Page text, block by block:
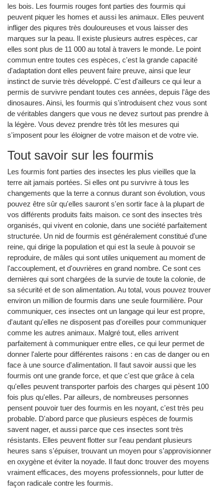
les bois. Les fourmis rouges font parties des fourmis qui
peuvent piquer les homes et aussi les animaux. Elles peuvent
infliger des piqures très douloureuses et vous laisser des
marques sur la peau. Il existe plusieurs autres espèces, car
elles sont plus de 11 000 au total à travers le monde. Le point
commun entre toutes ces espèces, c'est la grande capacité
d'adaptation dont elles peuvent faire preuve, ainsi que leur
instinct de survie très développé. C'est d'ailleurs ce qui leur a
permis de survivre pendant toutes ces années, depuis l'âge des
dinosaures. Ainsi, les fourmis qui s'introduisent chez vous sont
de véritables dangers que vous ne devez surtout pas prendre à
la légère. Vous devez prendre très tôt les mesures qui
s'imposent pour les éloigner de votre maison et de votre vie.
Tout savoir sur les fourmis
Les fourmis font parties des insectes les plus vieilles que la
terre ait jamais portées. Si elles ont pu survivre à tous les
changements que la terre a connus durant son évolution, vous
pouvez être sûr qu'elles sauront s'en sortir face à la plupart de
vos différents produits faits maison. ce sont des insectes très
organisés, qui vivent en colonie, dans une société parfaitement
structurée. Un nid de fourmis est généralement constitué d'une
reine, qui dirige la population et qui est la seule à pouvoir se
reproduire, de mâles qui sont utiles uniquement au moment de
l'accouplement, et d'ouvrières en grand nombre. Ce sont ces
dernières qui sont chargées de la survie de toute la colonie, de
sa sécurité et de son alimentation. Au total, vous pouvez trouver
environ un million de fourmis dans une seule fourmilière. Pour
communiquer, ces insectes ont un langage qui leur est propre,
d'autant qu'elles ne disposent pas d'oreilles pour communiquer
comme les autres animaux. Malgré tout, elles arrivent
parfaitement à communiquer entre elles, ce qui leur permet de
donner l'alerte pour différentes raisons : en cas de danger ou en
face à une source d'alimentation. Il faut savoir aussi que les
fourmis ont une grande force, et que c'est que grâce à cela
qu'elles peuvent transporter parfois des charges qui pèsent 100
fois plus qu'elles. Par ailleurs, de nombreuses personnes
pensent pouvoir tuer des fourmis en les noyant, c'est très peu
probable. D'abord parce que plusieurs espèces de fourmis
savent nager, et aussi parce que ces insectes sont très
résistants. Elles peuvent flotter sur l'eau pendant plusieurs
heures sans s'épuiser, trouvant un moyen pour s'approvisionner
en oxygène et éviter la noyade. Il faut donc trouver des moyens
vraiment efficaces, des moyens professionnels, pour lutter de
façon radicale contre les fourmis.